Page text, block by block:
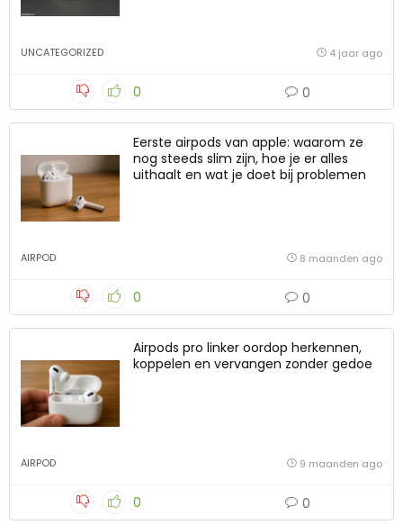
UNCATEGORIZED 4 jaar ago
0 0
Eerste airpods van apple: waarom ze
nog steeds slim zijn, hoe je er alles
uithaalt en wat je doet bij problemen
AIRPOD 8 maanden ago
0 0
Airpods pro linker oordop herkennen,
koppelen en vervangen zonder gedoe
AIRPOD 9 maanden ago
0 0